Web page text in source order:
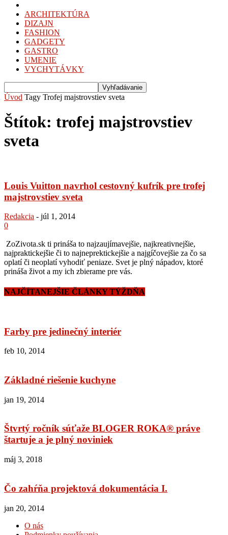
ARCHITEKTÚRA
DIZAJN
FASHION
GADGETY
GASTRO
UMENIE
VYCHYTÁVKY
Úvod Tagy Trofej majstrovstiev sveta
Štítok: trofej majstrovstiev
sveta
Louis Vuitton navrhol cestovný kufrík pre trofej
majstrovstiev sveta
Redakcia - júl 1, 2014
0
ZoZivota.sk ti prináša to najzaujímavejšie, najkreativnejšie,
najpraktickejšie či to najneprektickejšie a najgíčovejšie za čo sa
oplatí či neoplatí vyhodiť peniaze. Svet je plný nápadov, ktoré
prináša život a my ich zbierame pre vás.
NAJČÍTANEJŠIE ČLÁNKY TÝŽDŇA
Farby pre jedinečný interiér
feb 10, 2014
Základné riešenie kuchyne
jan 19, 2014
Štvrtý ročník súťaže BLOGER ROKA® práve
štartuje a je plný noviniek
máj 3, 2018
Čo zahŕňa projektová dokumentácia I.
jan 20, 2014
O nás